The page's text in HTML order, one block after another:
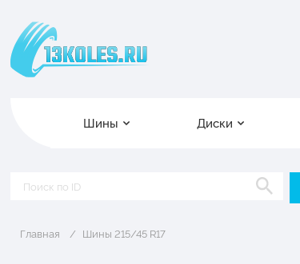
Шины Диски
Главная Шины 215/45 R17